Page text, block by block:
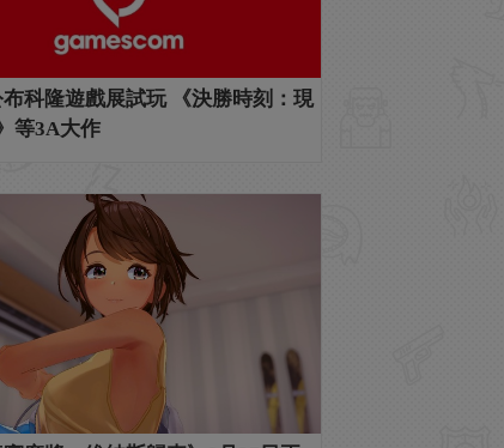
科隆遊戲展試玩 《決勝時刻：現
等3A大作